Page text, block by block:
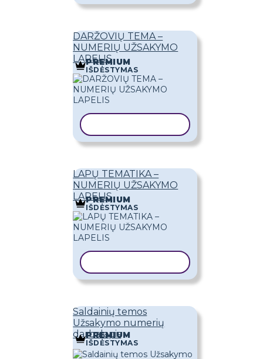
DARŽOVIŲ TEMA –
NUMERIŲ UŽSAKYMO
LAPELIS
PREMIUM
IŠDĖSTYMAS
LAPŲ TEMATIKA –
NUMERIŲ UŽSAKYMO
LAPELIS
PREMIUM
IŠDĖSTYMAS
Saldainių temos
Užsakymo numerių
darbalapis
PREMIUM
IŠDĖSTYMAS